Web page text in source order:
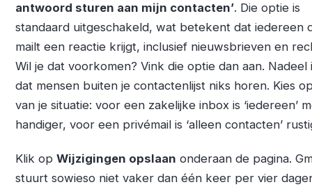
antwoord sturen aan mijn contacten’. Die optie is
standaard uitgeschakeld, wat betekent dat iedereen
mailt een reactie krijgt, inclusief nieuwsbrieven en
Wil je dat voorkomen? Vink die optie dan aan. Nadeel
dat mensen buiten je contactenlijst niks horen. Kies
van je situatie: voor een zakelijke inbox is ‘iedereen’
handiger, voor een privémail is ‘alleen contacten’
Klik op Wijzigingen opslaan onderaan de pagina.
stuurt sowieso niet vaker dan één keer per vier